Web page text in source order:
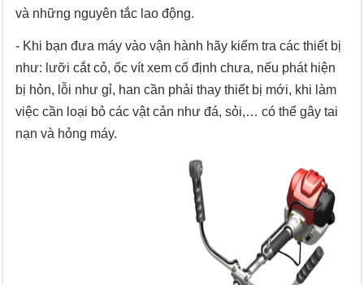
và những nguyên tắc lao động.
- Khi bạn đưa máy vào vận hành hãy kiểm tra các thiết bị
như: lưỡi cắt cỏ, ốc vít xem cố định chưa, nếu phát hiện
bị hỏn, lỗi như gỉ, han cần phải thay thiết bị mới, khi làm
việc cần loại bỏ các vật cản như đá, sỏi,… có thể gây tai
nạn và hỏng máy.